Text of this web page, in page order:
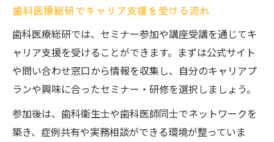
歯科医療総研でキャリア支援を受ける流れ
歯科医療総研では、セミナー参加や講座受講を通じてキ
ャリア支援を受けることができます。まずは公式サイト
や問い合わせ窓口から情報を収集し、自分のキャリアプ
ランや興味に合ったセミナー・研修を選択しましょう。
参加後は、歯科衛生士や歯科医師同士でネットワークを
築き、症例共有や実務相談ができる環境が整っていま